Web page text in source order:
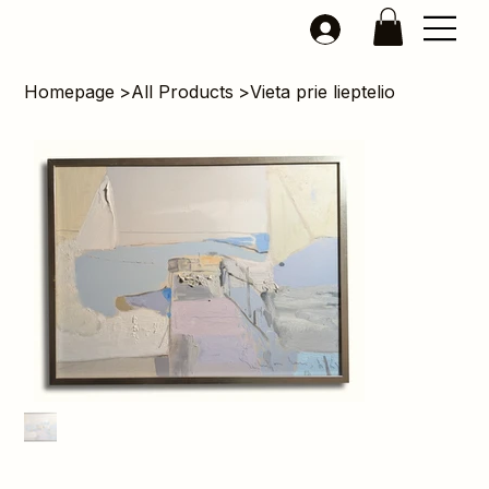
Homepage >All Products >Vieta prie lieptelio